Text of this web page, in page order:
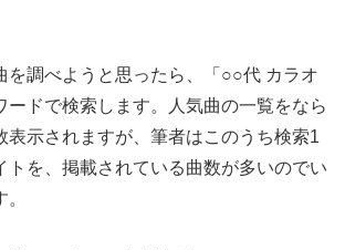
を調べようと思ったら、「○○代 カラオ
ードで検索します。人気曲の一覧をなら
表示されますが、筆者はこのうち検索1
トを、掲載されている曲数が多いのでい